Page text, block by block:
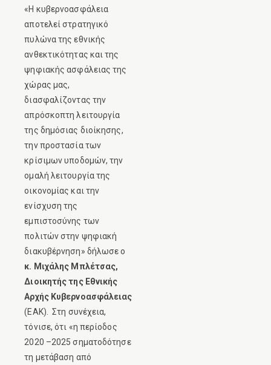
«Η κυβερνοασφάλεια
αποτελεί στρατηγικό
πυλώνα της εθνικής
ανθεκτικότητας και της
ψηφιακής ασφάλειας της
χώρας μας,
διασφαλίζοντας την
απρόσκοπτη λειτουργία
της δημόσιας διοίκησης,
την προστασία των
κρίσιμων υποδομών, την
ομαλή λειτουργία της
οικονομίας και την
ενίσχυση της
εμπιστοσύνης των
πολιτών στην ψηφιακή
διακυβέρνηση» δήλωσε ο
κ. Μιχάλης Μπλέτσας,
Διοικητής της Εθνικής
Αρχής Κυβερνοασφάλειας
(ΕΑΚ). Στη συνέχεια,
τόνισε, ότι «η περίοδος
2020 –2025 σηματοδότησε
τη μετάβαση από